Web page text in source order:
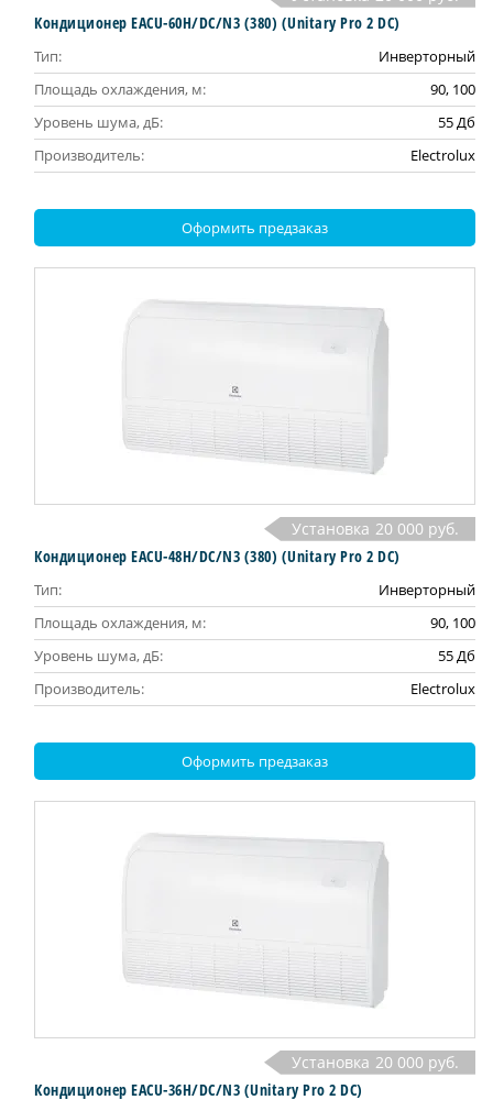
Кондиционер EACU-60H/DC/N3 (380) (Unitary Pro 2 DC)
Тип:
Инверторный
Площадь охлаждения, м:
90, 100
Уровень шума, дБ:
55 Дб
Производитель:
Electrolux
Оформить предзаказ
Установка 20 000 руб.
Кондиционер EACU-48H/DC/N3 (380) (Unitary Pro 2 DC)
Тип:
Инверторный
Площадь охлаждения, м:
90, 100
Уровень шума, дБ:
55 Дб
Производитель:
Electrolux
Оформить предзаказ
Установка 20 000 руб.
Кондиционер EACU-36H/DC/N3 (Unitary Pro 2 DC)